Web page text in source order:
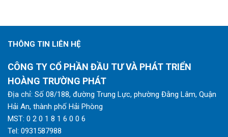
THÔNG TIN LIÊN HỆ
CÔNG TY CỔ PHẦN ĐẦU TƯ VÀ PHÁT TRIỂN
HOÀNG TRƯỜNG PHÁT
Địa chỉ: Số 08/188, đường Trung Lực, phường Đằng Lâm, Quận
Hải An, thành phố Hải Phòng
MST: 0 2 0 1 8 1 6 0 0 6
Tel: 0931587988